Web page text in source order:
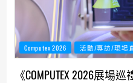
Computex 2026 活動/專訪/現場
《COMPUTEX 2026展場